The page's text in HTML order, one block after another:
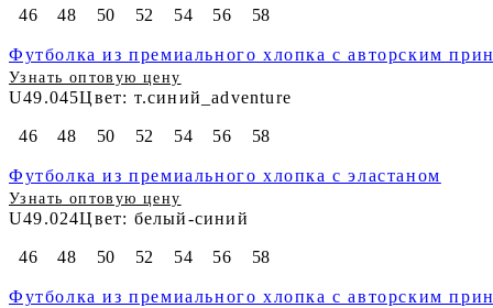
46 48 50 52 54 56 58
Футболка из премиального хлопка с авторским
Узнать оптовую цену
U49.045Цвет: т.синий_adventure
46 48 50 52 54 56 58
Футболка из премиального хлопка с эластаном
Узнать оптовую цену
U49.024Цвет: белый-синий
46 48 50 52 54 56 58
Футболка из премиального хлопка с авторским